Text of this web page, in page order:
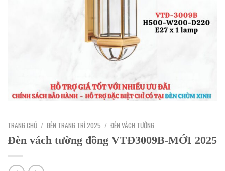
TRANG CHỦ / ĐÈN TRANG TRÍ 2025 / ĐÈN VÁCH TƯỜNG
Đèn vách tường đồng VTĐ3009B-MỚI 2025